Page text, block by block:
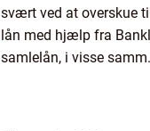
svært ved at overskue
lån med hjælp fra
samlelån, i visse